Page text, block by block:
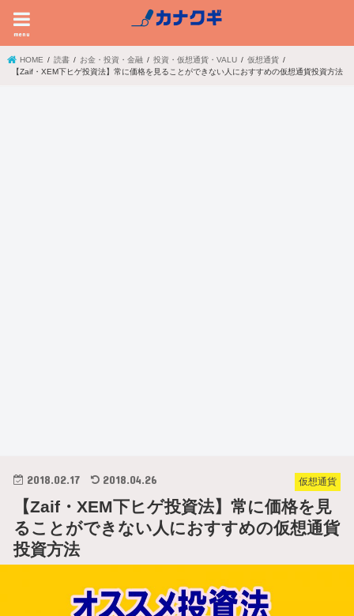
menu
HOME 読書 お金・投資・金融 投資・仮想通貨・VALU
仮想通貨
【Zaif・XEM下ヒゲ投資法】常に価格を見ることができない人におすすめの仮想通貨投資方法
仮想通貨
2018.02.17 2018.04.26
【Zaif・XEM下ヒゲ投資法】常に価格を見
ることができない人におすすめの仮想通貨
投資方法